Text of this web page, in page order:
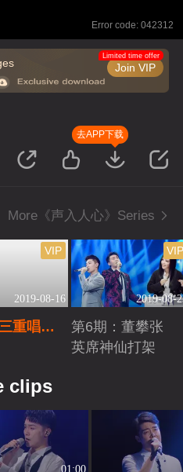
Error code: 042312
Join VIP
Limited time offer
去APP下载
More《声入人心》Series
2019-08-16
VIP
重唱竞
2019-08-
第6期：董攀张
英席神仙打架
clips
01:00